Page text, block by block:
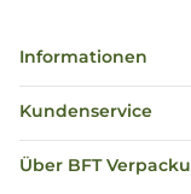
Informationen
Kundenservice
Über BFT